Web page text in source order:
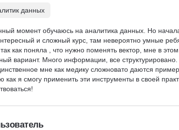
данных
момент обучаюсь на аналитика данных. Но начала
и сложный курс, там невероятно умные
как поняла , что нужно поменять вектор, мне в
вариант. Много информации, все структурировано.
мне как медику сложновато даются
как я смогу применить эти инструменты в своей